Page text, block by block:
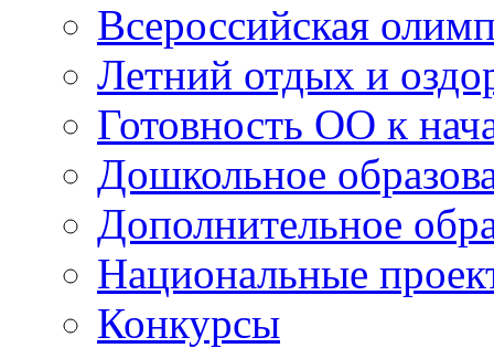
Всероссийская
Летний отдых и
Готовность ОО к
Дошкольное
Дополнительное
Национальные
Конкурсы